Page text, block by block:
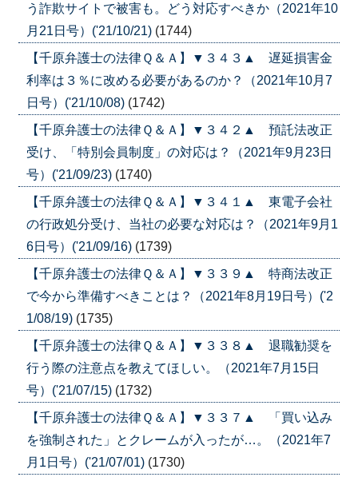
う詐欺サイトで被害も。どう対応すべきか（2021年10
月21日号）('21/10/21) (1744)
【千原弁護士の法律Ｑ＆Ａ】▼３４３▲ 遅延損害金
利率は３％に改める必要があるのか？（2021年10月7
日号）('21/10/08) (1742)
【千原弁護士の法律Ｑ＆Ａ】▼３４２▲ 預託法改正
受け、「特別会員制度」の対応は？（2021年9月23日
号）('21/09/23) (1740)
【千原弁護士の法律Ｑ＆Ａ】▼３４１▲ 東電子会社
の行政処分受け、当社の必要な対応は？（2021年9月1
6日号）('21/09/16) (1739)
【千原弁護士の法律Ｑ＆Ａ】▼３３９▲ 特商法改正
で今から準備すべきことは？（2021年8月19日号）('2
1/08/19) (1735)
【千原弁護士の法律Ｑ＆Ａ】▼３３８▲ 退職勧奨を
行う際の注意点を教えてほしい。（2021年7月15日
号）('21/07/15) (1732)
【千原弁護士の法律Ｑ＆Ａ】▼３３７▲ 「買い込み
を強制された」とクレームが入ったが…。（2021年7
月1日号）('21/07/01) (1730)